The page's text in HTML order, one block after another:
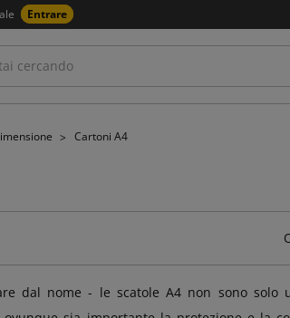
Entrare
Cartoni A4
dal nome - le scatole A4 non sono